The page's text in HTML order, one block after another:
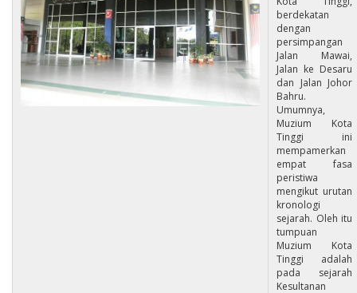
berdekatan
dengan
persimpangan
Jalan Mawai,
Jalan ke Desaru
dan Jalan Johor
Bahru.
Umumnya,
Muzium Kota
Tinggi ini
mempamerkan
empat fasa
peristiwa
mengikut urutan
kronologi
sejarah. Oleh itu
tumpuan
Muzium Kota
Tinggi adalah
pada sejarah
Kesultanan